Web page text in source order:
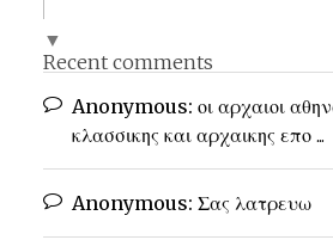
▼
Recent comments
Anonymous: οι αρχαιοι
κλασσικης και αρχαικης επο ...
Anonymous: Σας λατρευω